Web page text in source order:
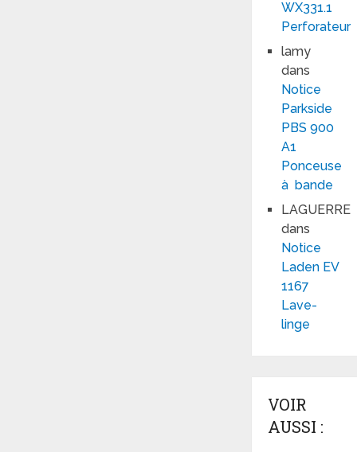
WX331.1
Perforateur
lamy
dans
Notice
Parkside
PBS 900
A1
Ponceuse
à bande
LAGUERRE
dans
Notice
Laden EV
1167
Lave-
linge
VOIR
AUSSI :